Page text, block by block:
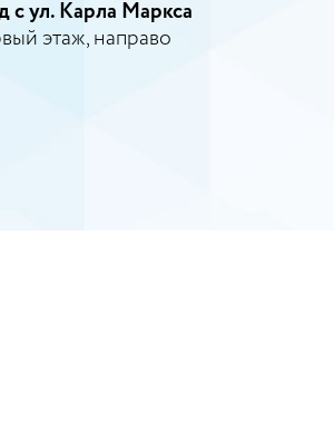
с ул. Карла Маркса
этаж, направо